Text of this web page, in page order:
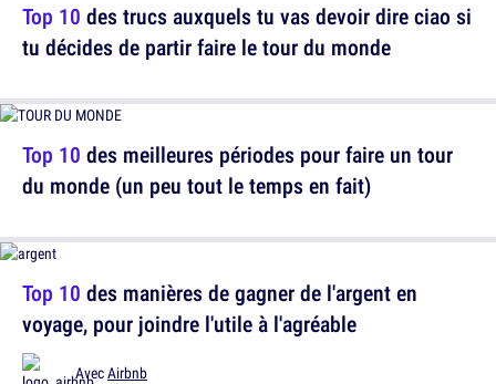
Top 10 des meilleures périodes pour faire un tour
du monde (un peu tout le temps en fait)
Top 10 des trucs auxquels tu vas devoir dire ciao si
tu décides de partir faire le tour du monde
Top 10 des manières de gagner de l'argent en
voyage, pour joindre l'utile à l'agréable
AvecAirbnb